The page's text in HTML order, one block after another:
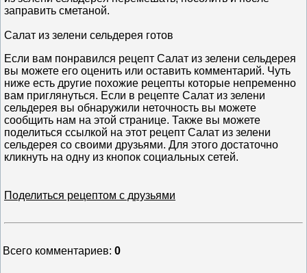
заправить сметаной.
Салат из зелени сельдерея готов
Если вам понравился рецепт Салат из зелени сельдерея
вы можете его оценить или оставить комментарий. Чуть
ниже есть другие похожие рецепты которые непременно
вам приглянуться. Если в рецепте Салат из зелени
сельдерея вы обнаружили неточность вы можете
сообщить нам на этой странице. Также вы можете
поделиться ссылкой на этот рецепт Салат из зелени
сельдерея со своими друзьями. Для этого достаточно
кликнуть на одну из кнопок социальных сетей.
Поделиться рецептом с друзьями
Всего комментариев: 0